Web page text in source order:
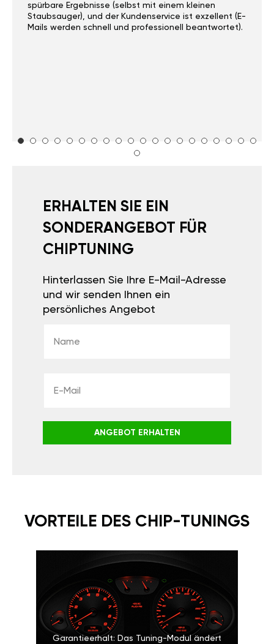
spürbare Ergebnisse (selbst mit einem kleinen
Staubsauger), und der Kundenservice ist exzellent (E-
Mails werden schnell und professionell beantwortet).
ERHALTEN SIE EIN
SONDERANGEBOT FÜR
CHIPTUNING
Hinterlassen Sie Ihre E-Mail-Adresse
und wir senden Ihnen ein
persönliches Angebot
ANGEBOT ERHALTEN
VORTEILE DES CHIP-TUNINGS
Garantieerhalt: Das Tuning-Modul ändert